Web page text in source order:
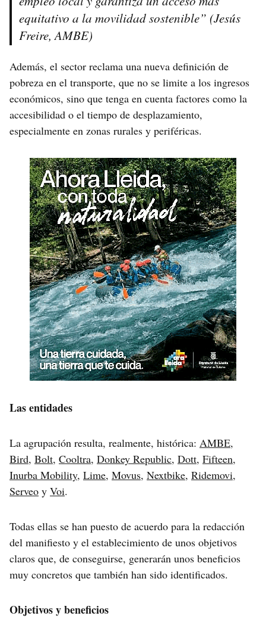
equitativo a la movilidad sostenible” (Jesús
Freire, AMBE)
Además, el sector reclama una nueva definición de
pobreza en el transporte, que no se limite a los ingresos
económicos, sino que tenga en cuenta factores como la
accesibilidad o el tiempo de desplazamiento,
especialmente en zonas rurales y periféricas.
Las entidades
La agrupación resulta, realmente, histórica: AMBE,
Bird, Bolt, Cooltra, Donkey Republic, Dott, Fifteen,
Inurba Mobility, Lime, Movus, Nextbike, Ridemovi,
Serveo y Voi.
Todas ellas se han puesto de acuerdo para la redacción
del manifiesto y el establecimiento de unos objetivos
claros que, de conseguirse, generarán unos beneficios
muy concretos que también han sido identificados.
Objetivos y beneficios